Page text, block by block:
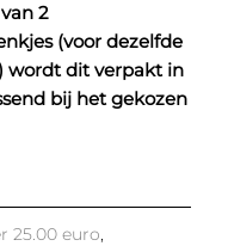
2
(voor dezelfde
wordt dit verpakt in
bij het gekozen
25.00 euro